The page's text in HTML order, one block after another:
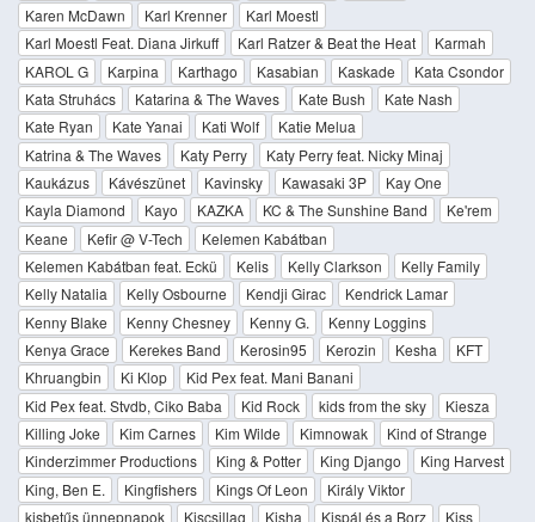
Karen McDawn
Karl Krenner
Karl Moestl
Karl Moestl Feat. Diana Jirkuff
Karl Ratzer & Beat the Heat
Karmah
KAROL G
Karpina Karthago Kasabian Kaskade
Kata Csondor
Kata Struhács
Katarina & The Waves Kate Bush
Kate Nash
Kate Ryan
Kate Yanai Kati Wolf
Katie Melua
Katrina & The Waves
Katy Perry
Katy Perry feat. Nicky Minaj
Kaukázus
Kávészünet Kavinsky Kawasaki 3P
Kay One
Kayla Diamond
Kayo KAZKA KC & The Sunshine Band
Ke'rem
Keane
Kefir @ V-Tech
Kelemen Kabátban
Kelemen Kabátban feat. Eckü
Kelis Kelly Clarkson
Kelly Family
Kelly Natalia
Kelly Osbourne Kendji Girac
Kendrick Lamar
Kenny Blake
Kenny Chesney Kenny G.
Kenny Loggins
Kenya Grace
Kerekes Band Kerosin95 Kerozin Kesha
KFT
Khruangbin
Ki Klop
Kid Pex feat. Mani Banani
Kid Pex feat. Stvdb, Ciko Baba
Kid Rock kids from the sky
Kiesza
Killing Joke
Kim Carnes Kim Wilde Kimnowak
Kind of Strange
Kinderzimmer Productions
King & Potter King Django
King Harvest
King, Ben E.
Kingfishers Kings Of Leon
Király Viktor
kisbetűs ünnepnapok
Kiscsillag Kisha Kispál és a Borz
Kiss